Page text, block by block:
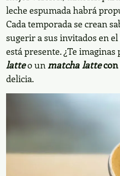
leche espumada habrá
Cada temporada se crean
sugerir a sus invitados en
está presente. ¿Te
latteo unmatcha lattecon
delicia.